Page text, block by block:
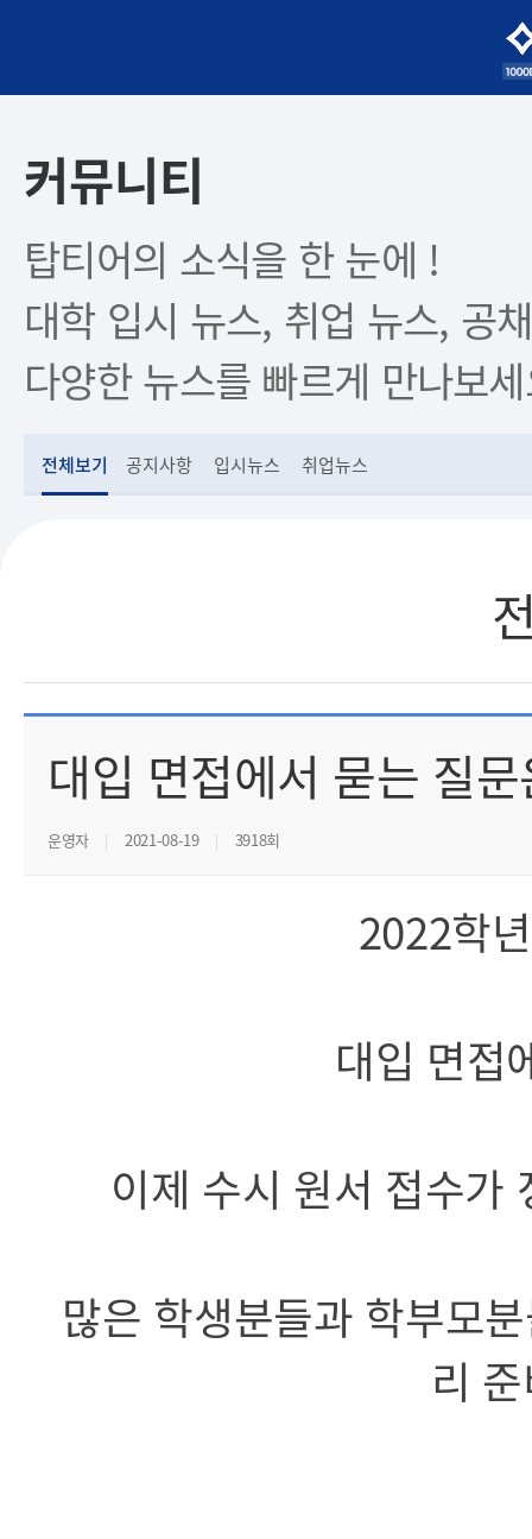
커뮤니티
탑티어의 소식을 한 눈에 !
대학 입시 뉴스, 취업 뉴스, 공
다양한 뉴스를 빠르게 만나보
전체보기 공지사항 입시뉴스 취업뉴스
대입 면접에서 묻는 질
운영자 2021-08-19 3918회
2022학
대입 면접
이제 수시 원서 접수가
많은 학생분들과 학부모
리